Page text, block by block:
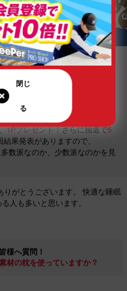
とは…
1Pプレゼント！さらに抽選で5
果発表がありますので、
数派なのか、少数派なのかを見
がとうございます。
快適な睡眠
人も多いと思います。
様へ質問！
材の枕を使っていますか？